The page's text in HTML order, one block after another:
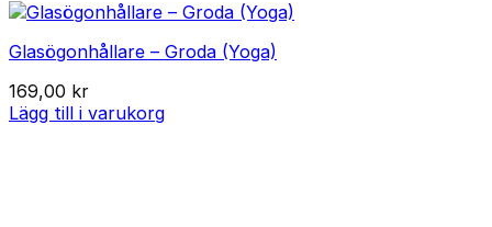
Glasögonhållare – Groda (Yoga)
169,00 kr
Lägg till i varukorg